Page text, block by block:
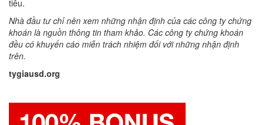
tiêu.
Nhà đầu tư chỉ nên xem những nhận định của các công ty chứng
khoán là nguồn thông tin tham khảo. Các công ty chứng khoán
đều có khuyến cáo miễn trách nhiệm đối với những nhận định
trên.
tygiausd.org